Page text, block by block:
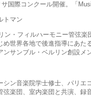
国際コンクール開催。「
トマン
ン・フィルハーモニー管弦
め世界各地で後進指導にあた
ンサンブル・ベルリン創設メ
シン音楽院学士修士、パリエ
弦楽団、室内楽団と共演、録